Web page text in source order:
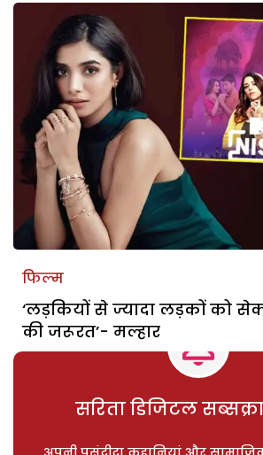
फिल्म
‘लड़कियों से ज्यादा लड़कों को
की जरूरत’- मल्हार
सरिता डिजिटल